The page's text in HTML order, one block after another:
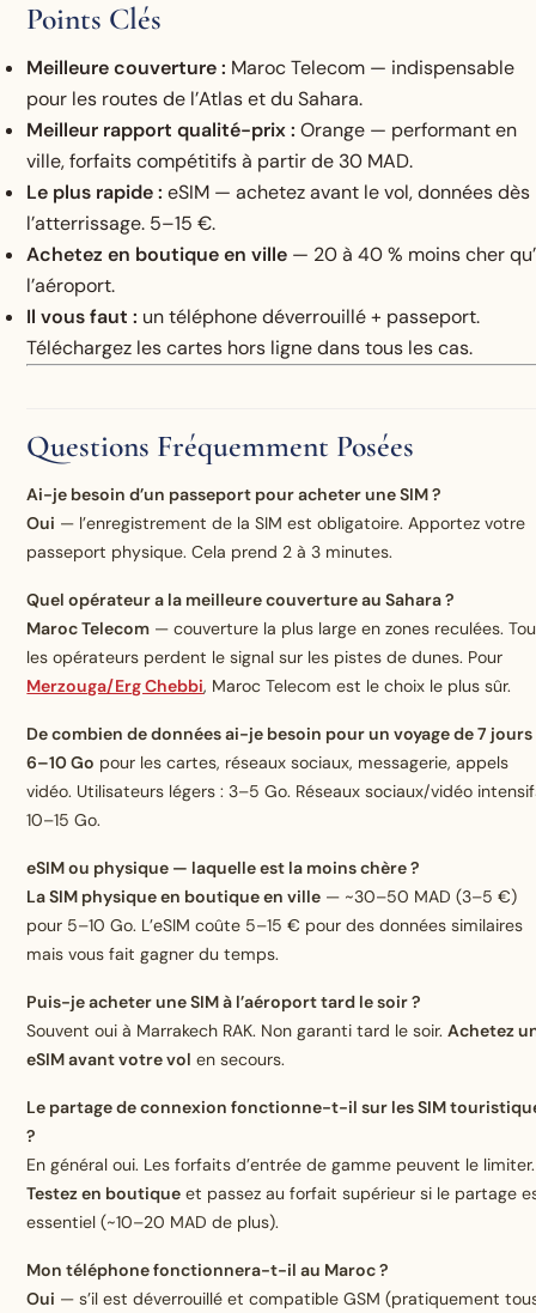
Points Clés
Meilleure couverture : Maroc Telecom — indispensable
pour les routes de l’Atlas et du Sahara.
Meilleur rapport qualité-prix : Orange — performant en
ville, forfaits compétitifs à partir de 30 MAD.
Le plus rapide : eSIM — achetez avant le vol, données dès
l’atterrissage. 5–15 €.
Achetez en boutique en ville — 20 à 40 % moins cher
l’aéroport.
Il vous faut : un téléphone déverrouillé + passeport.
Téléchargez les cartes hors ligne dans tous les cas.
Questions Fréquemment Posées
Ai-je besoin d’un passeport pour acheter une SIM ?
Oui — l’enregistrement de la SIM est obligatoire. Apportez votre
passeport physique. Cela prend 2 à 3 minutes.
Quel opérateur a la meilleure couverture au Sahara ?
Maroc Telecom — couverture la plus large en zones reculées.
les opérateurs perdent le signal sur les pistes de dunes. Pour
Merzouga/Erg Chebbi, Maroc Telecom est le choix le plus sûr.
De combien de données ai-je besoin pour un voyage de 7 jours
6–10 Go pour les cartes, réseaux sociaux, messagerie, appels
vidéo. Utilisateurs légers : 3–5 Go. Réseaux sociaux/vidéo
10–15 Go.
eSIM ou physique — laquelle est la moins chère ?
La SIM physique en boutique en ville — ~30–50 MAD (3–5 €)
pour 5–10 Go. L’eSIM coûte 5–15 € pour des données similaires
mais vous fait gagner du temps.
Puis-je acheter une SIM à l’aéroport tard le soir ?
Souvent oui à Marrakech RAK. Non garanti tard le soir.Achetez
eSIM avant votre vol en secours.
Le partage de connexion fonctionne-t-il sur les SIM
?
En général oui. Les forfaits d’entrée de gamme peuvent le limiter.
Testez en boutique et passez au forfait supérieur si le partage
essentiel (~10–20 MAD de plus).
Mon téléphone fonctionnera-t-il au Maroc ?
Oui — s’il est déverrouillé et compatible GSM (pratiquement